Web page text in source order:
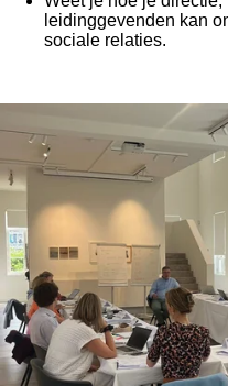
leidinggevenden kan
sociale relaties.